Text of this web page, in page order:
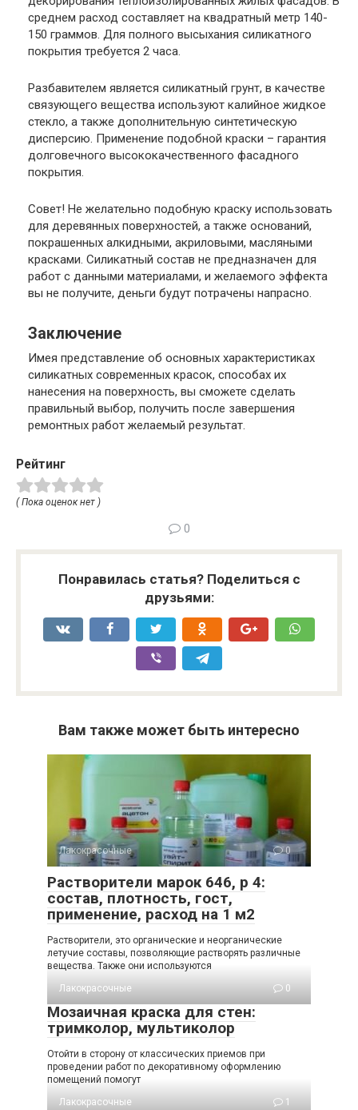
среднем расход составляет на квадратный метр 140-
150 граммов. Для полного высыхания силикатного
покрытия требуется 2 часа.
Разбавителем является силикатный грунт, в качестве
связующего вещества используют калийное жидкое
стекло, а также дополнительную синтетическую
дисперсию. Применение подобной краски – гарантия
долговечного высококачественного фасадного
покрытия.
Совет! Не желательно подобную краску использовать
для деревянных поверхностей, а также оснований,
покрашенных алкидными, акриловыми, масляными
красками. Силикатный состав не предназначен для
работ с данными материалами, и желаемого эффекта
вы не получите, деньги будут потрачены напрасно.
Заключение
Имея представление об основных характеристиках
силикатных современных красок, способах их
нанесения на поверхность, вы сможете сделать
правильный выбор, получить после завершения
ремонтных работ желаемый результат.
Рейтинг
( Пока оценок нет )
0
Понравилась статья? Поделиться с
друзьями:
Вам также может быть интересно
Лакокрасочные 0
Растворители марок 646, р 4:
состав, плотность, гост,
применение, расход на 1 м2
Растворители, это органические и неорганические
летучие составы, позволяющие растворять различные
вещества. Также они используются
Лакокрасочные
0
Мозаичная краска для стен:
тримколор, мультиколор
Отойти в сторону от классических приемов при
проведении работ по декоративному оформлению
помещений помогут
Лакокрасочные
1